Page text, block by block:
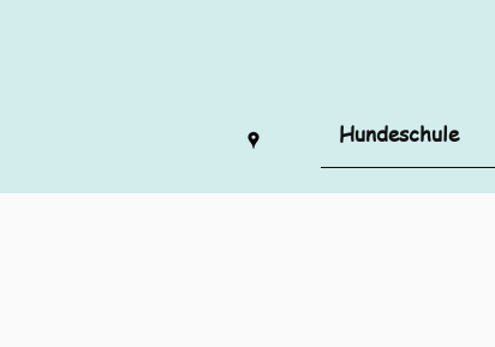
Hundeschule